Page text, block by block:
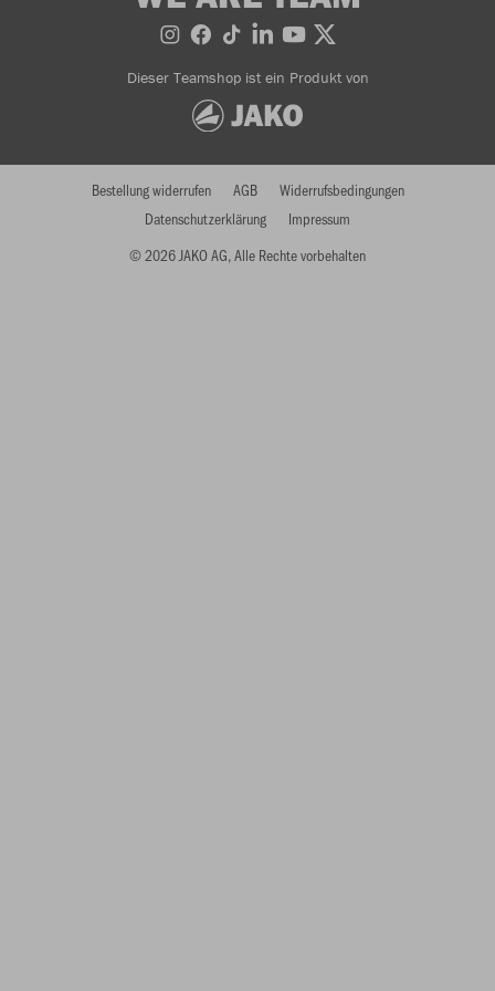
Dieser Teamshop ist ein Produkt von
© 2026 JAKO AG, Alle Rechte vorbehalten
Bestellung widerrufen AGB
Widerrufsbedingungen
Datenschutzerklärung
Impressum